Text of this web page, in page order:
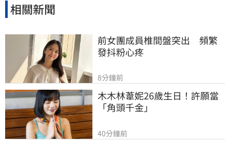
相關新聞
前女團成員椎間盤突出　頻繁
發抖粉心疼
8分鐘前
木木林葦妮26歲生日！許願當
「角頭千金」
40分鐘前